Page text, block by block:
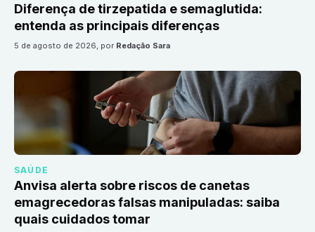
Diferença de tirzepatida e semaglutida:
entenda as principais diferenças
5 de agosto de 2026, por Redação Sara
SAÚDE
Anvisa alerta sobre riscos de canetas
emagrecedoras falsas manipuladas: saiba
quais cuidados tomar